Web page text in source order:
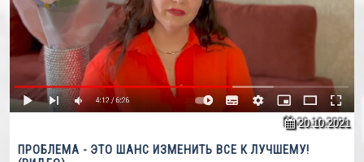
20.10.2021
ПРОБЛЕМА - ЭТО ШАНС ИЗМЕНИТЬ ВСЕ К ЛУЧШЕМУ!